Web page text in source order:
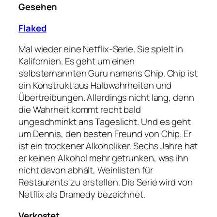
Gesehen
Flaked
Mal wieder eine Netflix-Serie. Sie spielt in
Kalifornien. Es geht um einen
selbsternannten Guru namens Chip. Chip ist
ein Konstrukt aus Halbwahrheiten und
Übertreibungen. Allerdings nicht lang, denn
die Wahrheit kommt recht bald
ungeschminkt ans Tageslicht. Und es geht
um Dennis, den besten Freund von Chip. Er
ist ein trockener Alkoholiker. Sechs Jahre hat
er keinen Alkohol mehr getrunken, was ihn
nicht davon abhält, Weinlisten für
Restaurants zu erstellen. Die Serie wird von
Netflix als Dramedy bezeichnet.